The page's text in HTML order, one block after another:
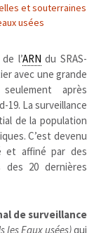
et souterraines
usées
l’ARN du SRAS-
avec une grande
après
19. La surveillance
de la population
C’est devenu
et affiné par des
des 20 dernières
de surveillance
les Eaux usées)qui